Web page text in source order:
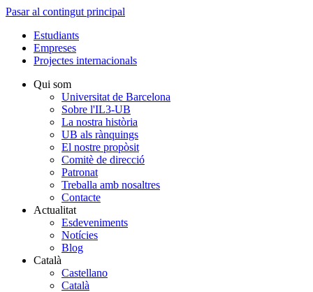
Pasar al contingut principal
Estudiants
Empreses
Projectes internacionals
Qui som
Universitat de Barcelona
Sobre l'IL3-UB
La nostra història
UB als rànquings
El nostre propòsit
Comitè de direcció
Patronat
Treballa amb nosaltres
Contacte
Actualitat
Esdeveniments
Notícies
Blog
Català
Castellano
Català